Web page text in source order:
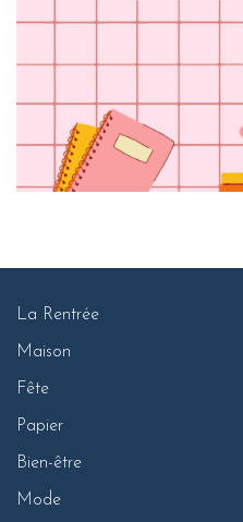
La Rentrée
Maison
Fête
Papier
Bien-être
Mode